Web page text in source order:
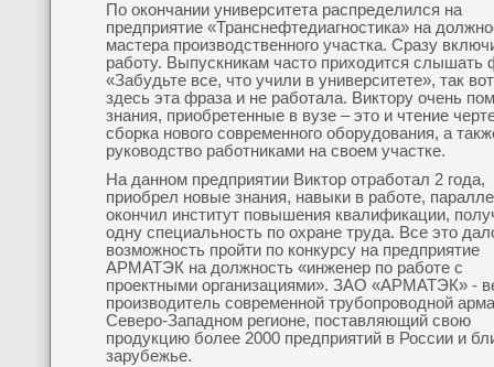
По окончании университета распределился на
предприятие «Транснефтедиагностика» на
мастера производственного участка. Сразу
работу. Выпускникам часто приходится слышать
«Забудьте все, что учили в университете», так
здесь эта фраза и не работала. Виктору очень
знания, приобретенные в вузе – это и чтение
сборка нового современного оборудования, а
руководство работниками на своем участке.
На данном предприятии Виктор отработал 2 года,
приобрел новые знания, навыки в работе,
окончил институт повышения квалификации,
одну специальность по охране труда. Все это
возможность пройти по конкурсу на предприятие
АРМАТЭК на должность «инженер по работе с
проектными организациями». ЗАО «АРМАТЭК» -
производитель современной трубопроводной
Северо-Западном регионе, поставляющий свою
продукцию более 2000 предприятий в России и
зарубежье.